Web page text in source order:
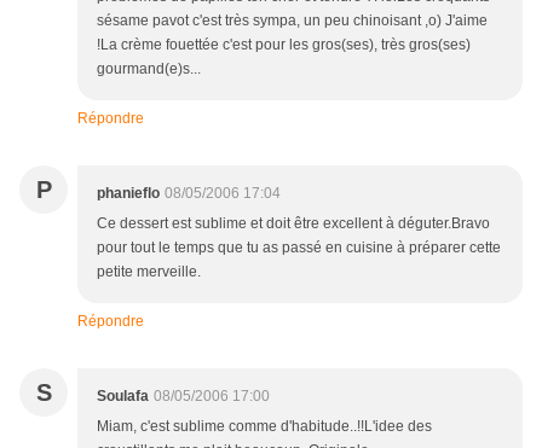
sésame pavot c'est très sympa, un peu chinoisant ,o) J'aime
!La crème fouettée c'est pour les gros(ses), très gros(ses)
gourmand(e)s...
Répondre
P phanieflo 08/05/2006 17:04
Ce dessert est sublime et doit être excellent à déguter.Bravo
pour tout le temps que tu as passé en cuisine à préparer cette
petite merveille.
Répondre
S Soulafa 08/05/2006 17:00
Miam, c'est sublime comme d'habitude..!!L'idee des